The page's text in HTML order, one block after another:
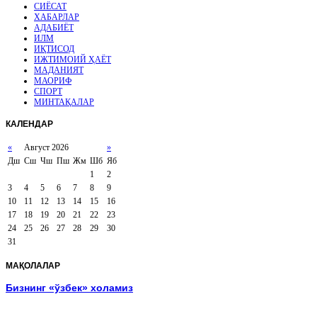
СИЁСАТ
ХАБАРЛАР
АДАБИЁТ
ИЛМ
ИҚТИСОД
ИЖТИМОИЙ ҲАЁТ
МАДАНИЯТ
МАОРИФ
СПОРТ
МИНТАҚАЛАР
КАЛЕНДАР
« Август 2026
»
Дш Сш Чш Пш Жм Шб Яб
1
2
3
4 5 6 7 8
9
10
11 12 13 14 15
16
17
18 19 20 21 22
23
24
25 26 27 28 29
30
31
МАҚОЛАЛАР
Бизнинг «ўзбек» холамиз